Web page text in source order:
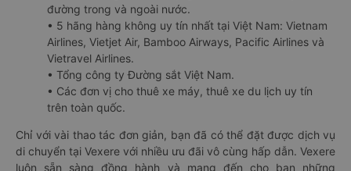
đường trong và ngoài nước.
• 5 hãng hàng không uy tín nhất tại Việt Nam: Vietnam
Airlines, Vietjet Air, Bamboo Airways, Pacific Airlines và
Vietravel Airlines.
• Tổng công ty Đường sắt Việt Nam.
• Các đơn vị cho thuê xe máy, thuê xe du lịch uy tín
trên toàn quốc.
Chỉ với vài thao tác đơn giản, bạn đã có thể đặt được dịch vụ
di chuyển tại Vexere với nhiều ưu đãi vô cùng hấp dẫn. Vexere
luôn sẵn sàng đồng hành và mang đến cho bạn những